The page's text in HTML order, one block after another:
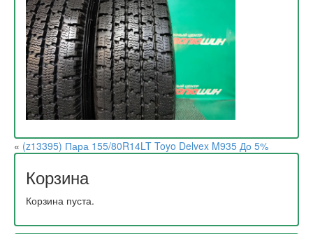
« (z13395) Пара 155/80R14LT Toyo Delvex M935 До 5%
Корзина
Корзина пуста.